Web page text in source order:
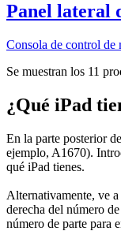
Panel lateral
Consola de control de
Se muestran los 11
¿Qué iPad
En la parte posterior
ejemplo, A1670).
qué iPad tienes.
Alternativamente, ve
derecha del número
número de parte para